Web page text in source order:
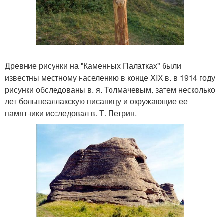
Древние рисунки на "Каменных Палатках" были
известны местному населению в конце XIX в. в 1914 году
рисунки обследованы в. я. Толмачевым, затем несколько
лет большеаллакскую писаницу и окружающие ее
памятники исследовал в. Т. Петрин.